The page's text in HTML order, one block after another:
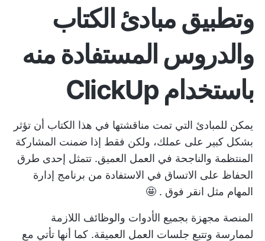
وتطبيق مبادئ الكتاب
والدروس المستفادة منه
باستخدام ClickUp
يمكن للمبادئ التي تمت مناقشتها في هذا الكتاب أن تؤثر
بشكل كبير على عملك، ولكن فقط إذا ضمنت المشاركة
المنتظمة والناجحة في العمل العميق. تتمثل إحدى طرق
الحفاظ على الاتساق في الاستفادة من برنامج إدارة
المهام مثل انقر فوق . 🤩
المنصة مجهزة بجميع الأدوات والوظائف اللازمة
لممارسة وتتبع جلسات العمل العميقة. كما أنها تأتي مع